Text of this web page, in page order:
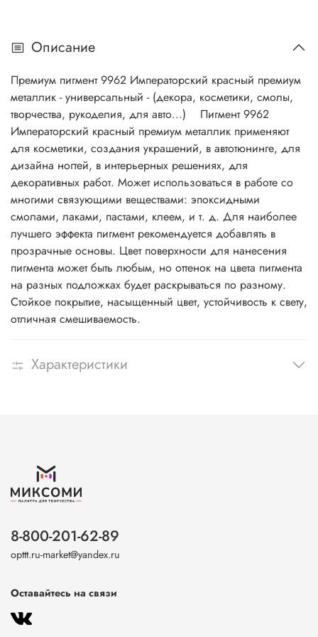
Описание
Премиум пигмент 9962 Императорский красный премиум
металлик - универсальный - (декора, косметики, смолы,
творчества, рукоделия, для авто...) Пигмент 9962
Императорский красный премиум металлик применяют
для косметики, создания украшений, в автотюнинге, для
дизайна ногтей, в интерьерных решениях, для
декоративных работ. Может использоваться в работе со
многими связующими веществами: эпоксидными
смолами, лаками, пастами, клеем, и т. д. Для наиболее
лучшего эффекта пигмент рекомендуется добавлять в
прозрачные основы. Цвет поверхности для нанесения
пигмента может быть любым, но оттенок на цвета пигмента
на разных подложках будет раскрываться по разному.
Стойкое покрытие, насыщенный цвет, устойчивость к свету,
отличная смешиваемость.
Характеристики
8-800-201-62-89
opttt.ru-market@yandex.ru
Оставайтесь на связи